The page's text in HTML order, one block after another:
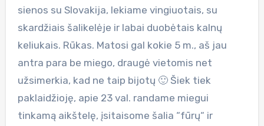
sienos su Slovakija, lekiame vingiuotais, su
skardžiais šalikelėje ir labai duobėtais kalnų
keliukais. Rūkas. Matosi gal kokie 5 m., aš jau
antra para be miego, draugė vietomis net
užsimerkia, kad ne taip bijotų 🙂 Šiek tiek
paklaidžioję, apie 23 val. randame miegui
tinkamą aikštelę, įsitaisome šalia “fūrų“ ir